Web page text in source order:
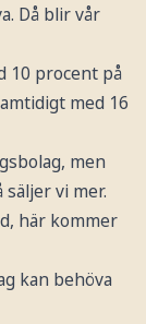
Då blir vår
10 procent på
med 16
men
vi mer.
här kommer
kan behöva